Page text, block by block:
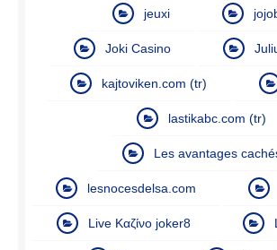
jeuxi
Joki Casino
kajtoviken.com (tr)
lastikabc.com (tr)
Les avantages
lesnocesdelsa.com
Live Καζίνο joker8